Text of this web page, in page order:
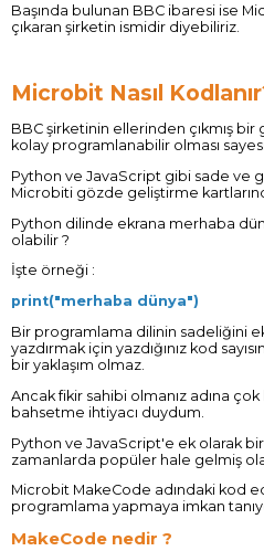
Başında bulunan BBC ibaresi ise
çıkaran şirketin ismidir diyebiliriz.
Microbit Nasıl
BBC şirketinin ellerinden çıkmış bir
kolay programlanabilir olması
Python ve JavaScript gibi sade ve
Microbiti gözde geliştirme
Python dilinde ekrana merhaba
olabilir ?
İşte örneği :
print("merhaba dünya")
Bir programlama dilinin sadeliğini
yazdırmak için yazdığınız kod
bir yaklaşım olmaz.
Ancak fikir sahibi olmanız adına
bahsetme ihtiyacı duydum.
Python ve JavaScript'e ek olarak
zamanlarda popüler hale gelmiş
Microbit MakeCode adındaki kod
programlama yapmaya imkan
MakeCode nedir ?